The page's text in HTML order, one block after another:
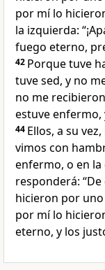
por mí lo
la izquierda:
fuego eterno,
42 Porque tuve
tuve sed, y no
no me
estuve enfermo,
44 Ellos, a su
vimos con
enfermo, o en la
responderá:
hicieron por
por mí lo
eterno, y los